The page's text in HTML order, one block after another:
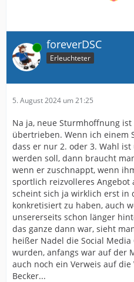
Online foreverDSC
Erleuchteter
5. August 2024 um 21:25
Na ja, neue Sturmhoffnung
übertrieben. Wenn ich einem
dass er nur 2. oder 3. Wahl
werden soll, dann braucht
wenn er zuschnappt, wenn
sportlich reizvolleres Angebot
scheint sich ja wirklich erst in
konkretisiert zu haben, auch
unsererseits schon länger
das ganze dann war, sieht
heißer Nadel die Social
wurden, anfangs war auf der
auch noch ein Verweis auf
Becker...